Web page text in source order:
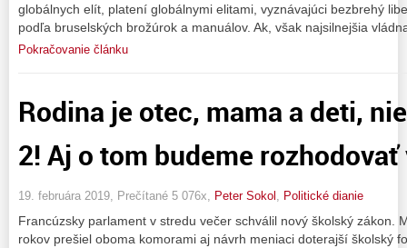
globálnych elít, platení globálnymi elitami, vyznávajúci bezbrehý
podľa bruselských brožúrok a manuálov. Ak, však najsilnejšia
Pokračovanie článku
Rodina je otec, mama a deti,
2! Aj o tom budeme
19. februára 2019, Prečítané 5 076x, Peter Sokol , Politické dianie
Francúzsky parlament v stredu večer schválil nový školský zákon.
rokov prešiel oboma komorami aj návrh meniaci doterajší školský